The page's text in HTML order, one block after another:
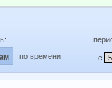
по времени с